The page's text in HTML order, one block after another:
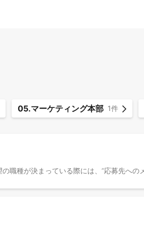
05.マーケティング本部 1件